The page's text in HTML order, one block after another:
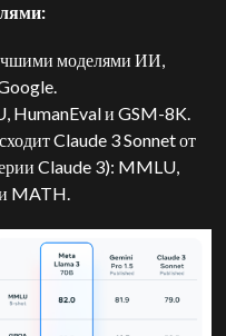
моделями ИИ,
HumanEval и GSM-8K.
Claude 3 Sonnet от
Claude 3): MMLU,
MATH.